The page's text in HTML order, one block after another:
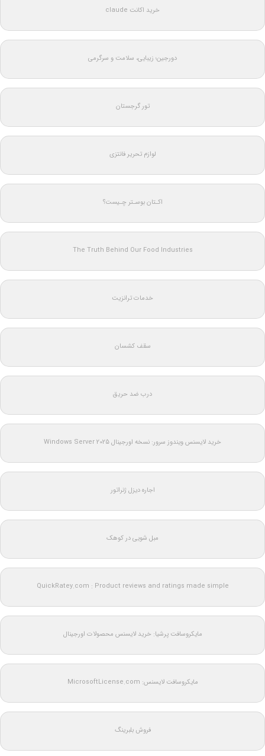
خرید اکانت claude
دورجین؛ زیبایی، سلامت و سرگرمی
تور گرجستان
لوازم تحریر فانتزی
اکـتان بوسـتر چـیست؟
The Truth Behind Our Food Industries
خدمات ترانزیت
سقف کشسان
درب ضد حریق
خرید لایسنس ویندوز سرور: نسخه اورجینال Windows Server 2025
اجاره دیزل ژنراتور
مبل شویی در کوهک
QuickRatey.com : Product reviews and ratings made simple
مایکروسافت پرشیا: خرید لایسنس محصولات اورجینال
مایکروسافت لایسنس: MicrosoftLicense.com
فروش بلبرینگ